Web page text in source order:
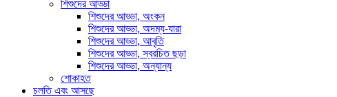
শিশুদের আড্ডা
শিশুদের আড্ডা, অংকন
শিশুদের আড্ডা, অদম্য-যারা
শিশুদের আড্ডা, আবৃতি
শিশুদের আড্ডা, স্বরচিত ছড়া
শিশুদের আড্ডা, অন্যান্য
শোকাহত
চলতি এবং আসছে